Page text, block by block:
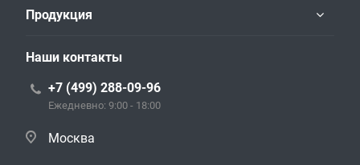
Продукция
Наши контакты
+7 (499) 288-09-96
Ежедневно: 9:00 - 18:00
Москва